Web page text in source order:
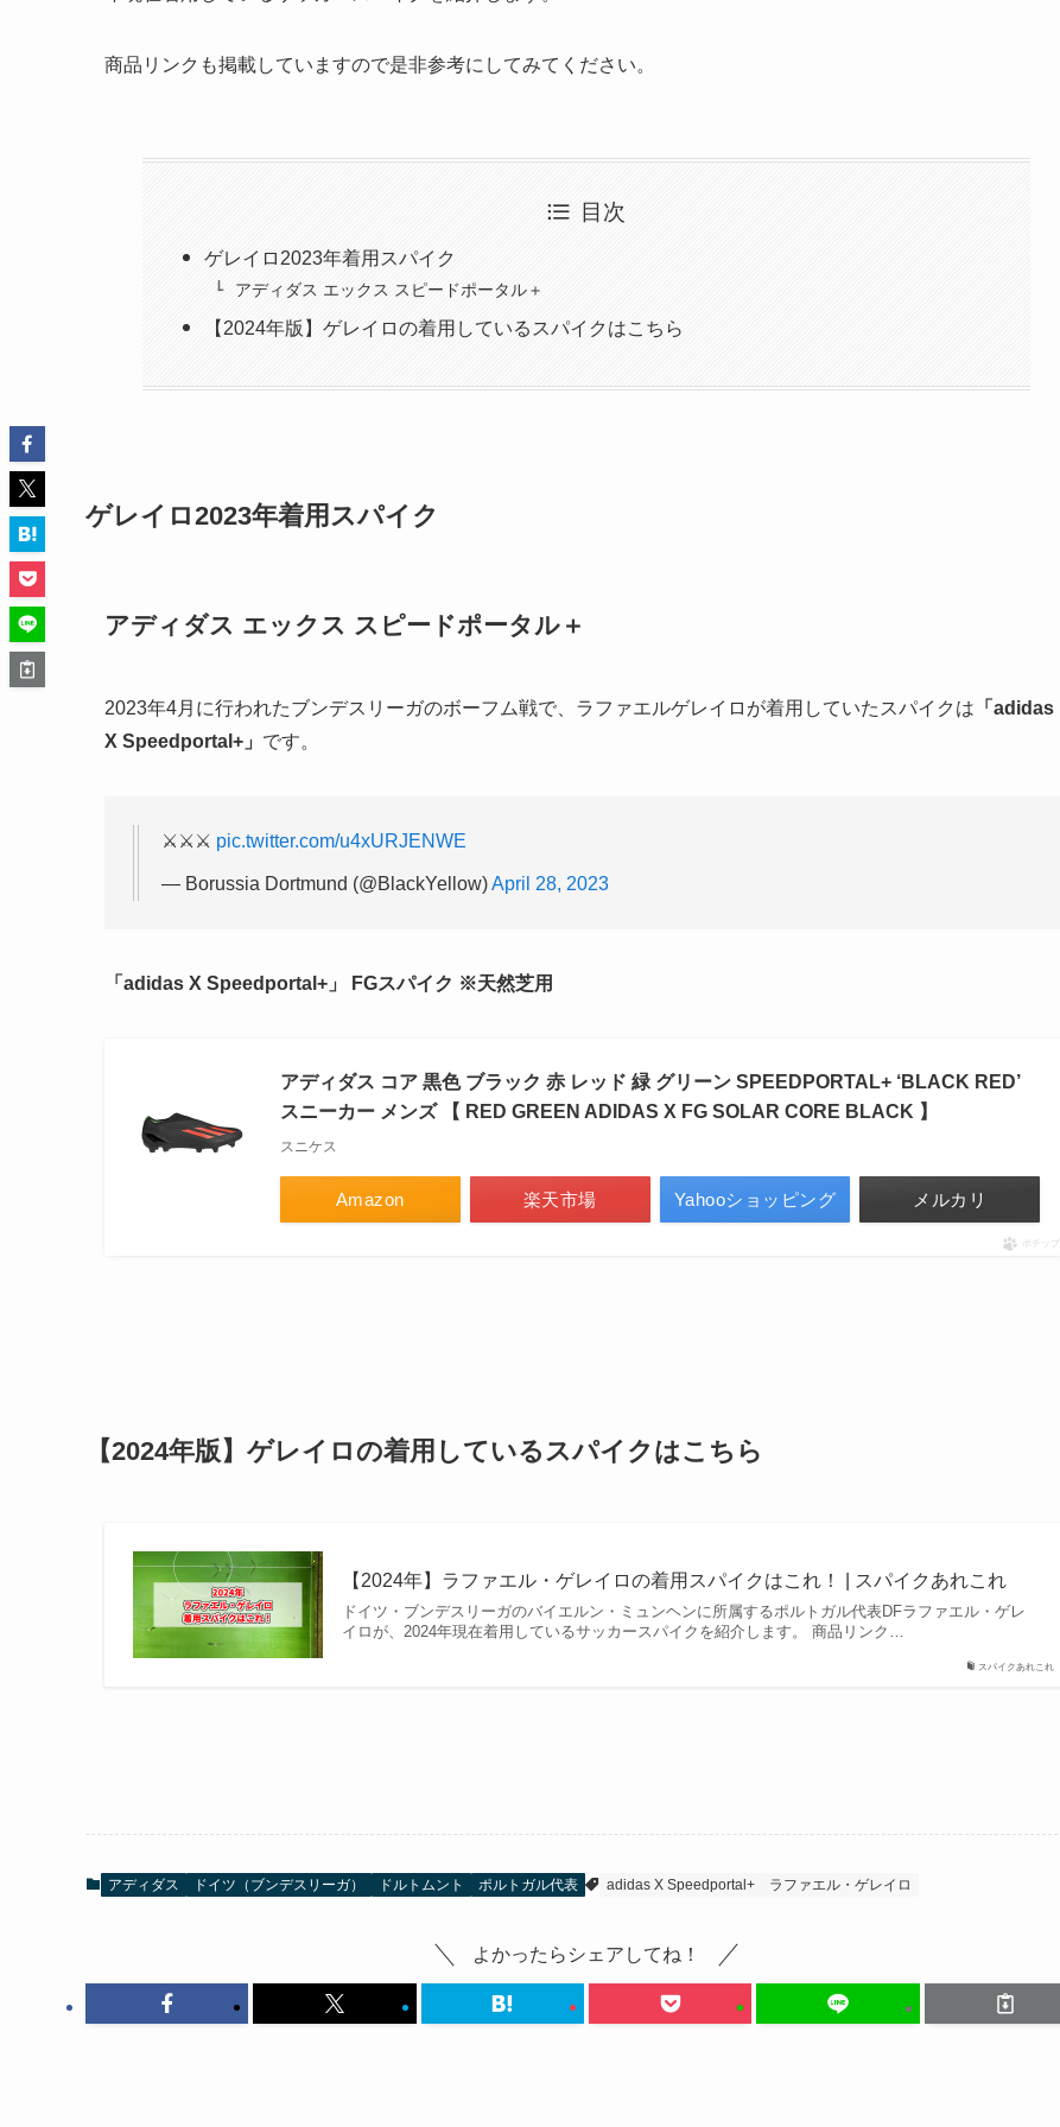
商品リンクも掲載していますので是非参考にしてみてください。
目次
ゲレイロ2023年着用スパイク
アディダス エックス スピードポータル＋
【2024年版】ゲレイロの着用しているスパイクはこちら
ゲレイロ2023年着用スパイク
アディダス エックス スピードポータル＋
2023年4月に行われたブンデスリーガのボーフム戦で、ラファエルゲレイロが着用していたスパイクは 「adidas
X Speedportal+」 です。
⚔️⚔️⚔️ pic.twitter.com/u4xURJENWE
— Borussia Dortmund (@BlackYellow)April 28, 2023
「adidas X Speedportal+」 FGスパイク ※天然芝用
アディダス コア 黒色 ブラック 赤 レッド 緑 グリーン SPEEDPORTAL+ ‘BLACK RED’
スニーカー メンズ 【 RED GREEN ADIDAS X FG SOLAR CORE BLACK 】
スニケス
Amazon 楽天市場 Yahooショッピング メルカリ
ポチップ
【2024年版】ゲレイロの着用しているスパイクはこちら
スパイクあれこれ
【2024年】ラファエル・ゲレイロの着用スパイクはこれ！ | スパイクあれこれ
ドイツ・ブンデスリーガのバイエルン・ミュンヘンに所属するポルトガル代表DFラファエル・ゲレ
イロが、2024年現在着用しているサッカースパイクを紹介します。 商品リンク…
アディダス ドイツ（ブンデスリーガ） ドルトムント ポルトガル代表 adidas X Speedportal+ ラファエル・ゲレイロ
よかったらシェアしてね！